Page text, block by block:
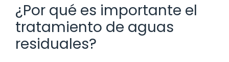
¿Por qué es importante el
tratamiento de aguas
residuales?